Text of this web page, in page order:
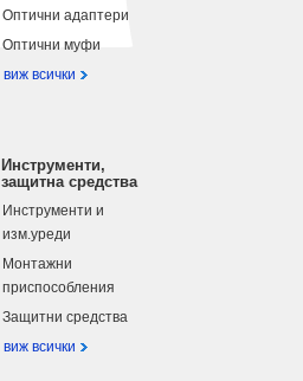
Оптични адаптери
Оптични муфи
виж всички
Инструменти,
защитна средства
Инструменти и
изм.уреди
Монтажни
приспособления
Защитни средства
виж всички